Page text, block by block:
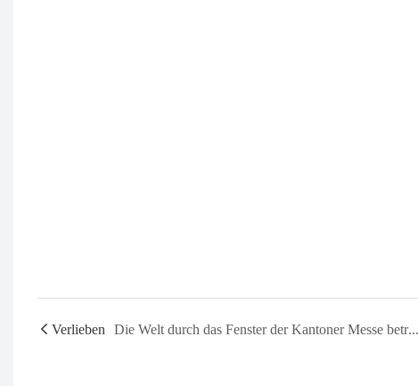
Verlieben Die Welt durch das Fenster der Kantoner Messe betrachten